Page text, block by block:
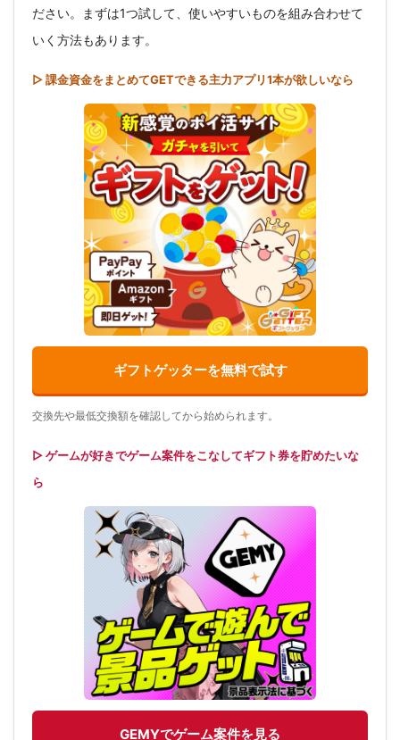
ださい。まずは1つ試して、使いやすいものを組み合わせて
いく方法もあります。
▷ 課金資金をまとめてGETできる主力アプリ1本が欲しいなら
ギフトゲッターを無料で試す
交換先や最低交換額を確認してから始められます。
▷ ゲームが好きでゲーム案件をこなしてギフト券を貯めたいな
ら
GEMYでゲーム案件を見る